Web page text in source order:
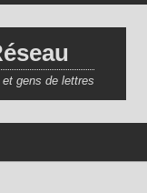
gens de lettres